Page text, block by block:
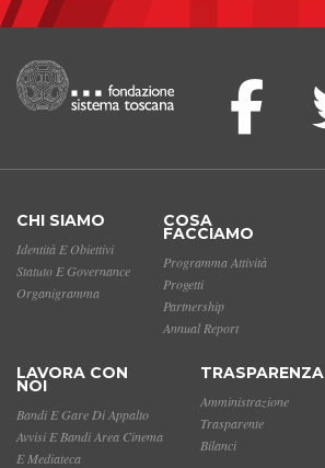
CHI SIAMO
Identità E Obiettivi
Statuto E Governance
Organigramma
COSA
FACCIAMO
Programma Attività
Progetti
Partnership
Annual Report
LAVORA CON
NOI
Bandi E Gare Di Appalto
Avvisi E Bandi Area Cinema
E Mediateca
TRASPARENZA
Amministrazione
Trasparente
Bilanci